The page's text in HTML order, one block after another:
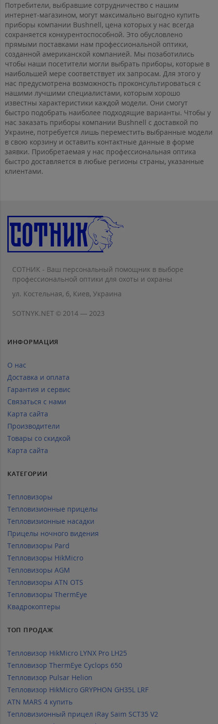
Потребители, выбравшие сотрудничество с нашим
интернет-магазином, могут максимально выгодно купить
приборы компании Bushnell, цена которых у нас всегда
сохраняется конкурентоспособной. Это обусловлено
прямыми поставками нам профессиональной оптики,
созданной американской компанией. Мы позаботились
чтобы наши посетители могли выбрать приборы, которые в
наибольшей мере соответствует их запросам. Для этого у
нас предусмотрена возможность проконсультироваться с
нашими лучшими специалистами, которым хорошо
известны характеристики каждой модели. Они смогут
быстро подобрать наиболее подходящие варианты. Чтобы у
нас заказать приборы компании Bushnell с доставкой по
Украине, потребуется лишь переместить выбранные модели
в свою корзину и оставить контактные данные в форме
заявки. Приобретаемая у нас профессиональная оптика
быстро доставляется в любые регионы страны, указанные
клиентами.
СОТНИК - Ваш персональный помощник в выборе
профессиональной оптики для охоты и охраны
ул. Костельная, 6, Киев, Украина
SOTNYK.NET © 2014 — 2023
ИНФОРМАЦИЯ
О нас
Доставка и оплата
Гарантия и сервис
Связаться с нами
Карта сайта
Производители
Товары со скидкой
Карта сайта
КАТЕГОРИИ
Тепловизоры
Тепловизионные прицелы
Тепловизионные насадки
Прицелы ночного видения
Тепловизоры Pard
Тепловизоры HikMicro
Тепловизоры AGM
Тепловизоры ATN OTS
Тепловизоры ThermEye
Квадрокоптеры
ТОП ПРОДАЖ
Тепловизор HikMicro LYNX Pro LH25
Тепловизор ThermEye Cyclops 650
Тепловизор Pulsar Helion
Тепловизор HikMicro GRYPHON GH35L LRF
ATN MARS 4 купить
Тепловизионный прицел iRay Saim SCT35 V2